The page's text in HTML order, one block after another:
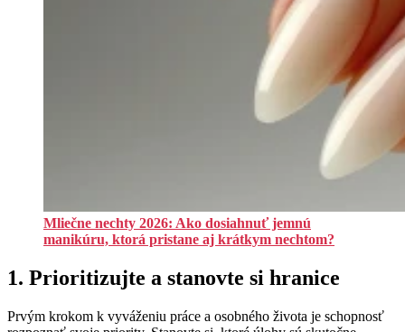
Mliečne nechty 2026: Ako dosiahnuť jemnú
manikúru, ktorá pristane aj krátkym nechtom?
1. Prioritizujte a stanovte si hranice
Prvým krokom k vyváženiu práce a osobného života je schopnosť